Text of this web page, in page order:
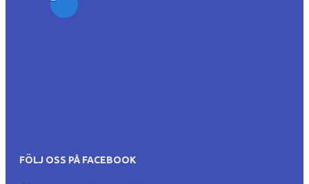
FÖLJ OSS PÅ FACEBOOK